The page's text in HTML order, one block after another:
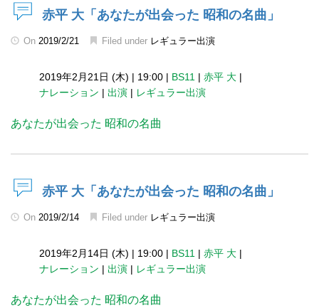
赤平 大「あなたが出会った 昭和の名曲」
On 2019/2/21 Filed under レギュラー出演
2019年2月21日 (木) | 19:00 | BS11 | 赤平 大 |
ナレーション | 出演 | レギュラー出演
あなたが出会った 昭和の名曲
赤平 大「あなたが出会った 昭和の名曲」
On 2019/2/14 Filed under レギュラー出演
2019年2月14日 (木) | 19:00 | BS11 | 赤平 大 |
ナレーション | 出演 | レギュラー出演
あなたが出会った 昭和の名曲